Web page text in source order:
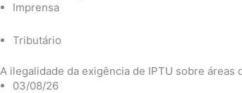
Imprensa
Tributário
A ilegalidade da exigência de IPTU sobre áreas
03/08/26